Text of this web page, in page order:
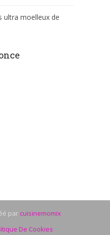
ultra moelleux de
par cuisinemomix
De Cookies